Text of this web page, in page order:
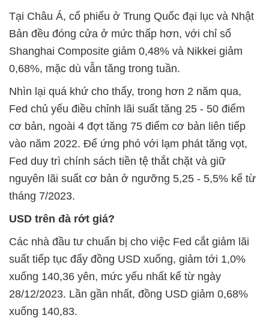
Tại Châu Á, cổ phiếu ở Trung Quốc đại lục và Nhật
Bản đều đóng cửa ở mức thấp hơn, với chỉ số
Shanghai Composite giảm 0,48% và Nikkei giảm
0,68%, mặc dù vẫn tăng trong tuần.
Nhìn lại quá khứ cho thấy, trong hơn 2 năm qua,
Fed chủ yếu điều chỉnh lãi suất tăng 25 - 50 điểm
cơ bản, ngoài 4 đợt tăng 75 điểm cơ bản liên tiếp
vào năm 2022. Để ứng phó với lạm phát tăng vọt,
Fed duy trì chính sách tiền tệ thắt chặt và giữ
nguyên lãi suất cơ bản ở ngưỡng 5,25 - 5,5% kể từ
tháng 7/2023.
USD trên đà rớt giá?
Các nhà đầu tư chuẩn bị cho việc Fed cắt giảm lãi
suất tiếp tục đẩy đồng USD xuống, giảm tới 1,0%
xuống 140,36 yên, mức yếu nhất kể từ ngày
28/12/2023. Lần gần nhất, đồng USD giảm 0,68%
xuống 140,83.